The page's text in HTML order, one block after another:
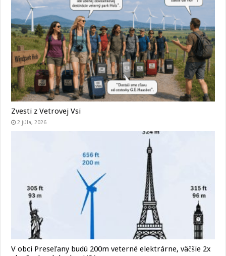
Zvesti z Vetrovej Vsi
2 júla, 2026
V obci Preseľany budú 200m veterné elektrárne, väčšie 2x